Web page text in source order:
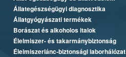
Állategészségügyi diagnosztika
Állatgyógyászati termékek
Borászat és alkoholos italok
Élelmiszer- és takarmánybiztonság
Élelmiszerlánc-biztonsági laborhálózat